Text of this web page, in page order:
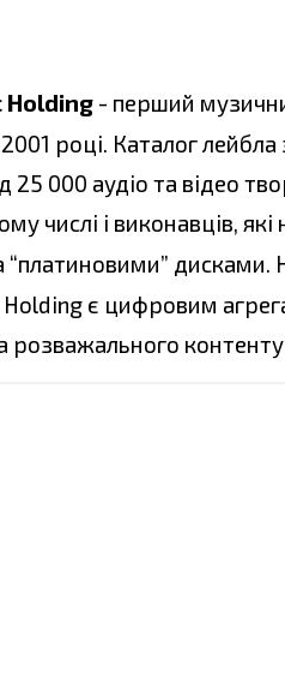
Holding - перший
році. Каталог лейбла
25 000 аудіо та відео
числі і виконавців,
“платиновими” дисками.
Holding є цифровим
розважального